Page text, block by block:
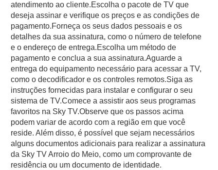
atendimento ao cliente.Escolha o pacote de TV que
deseja assinar e verifique os preços e as condições de
pagamento.Forneça os seus dados pessoais e os
detalhes da sua assinatura, como o número de telefone
e o endereço de entrega.Escolha um método de
pagamento e conclua a sua assinatura.Aguarde a
entrega do equipamento necessário para acessar a TV,
como o decodificador e os controles remotos.Siga as
instruções fornecidas para instalar e configurar o seu
sistema de TV.Comece a assistir aos seus programas
favoritos na Sky TV.Observe que os passos acima
podem variar de acordo com a região em que você
reside. Além disso, é possível que sejam necessários
alguns documentos adicionais para realizar a assinatura
da Sky TV Arroio do Meio, como um comprovante de
residência ou um documento de identidade.